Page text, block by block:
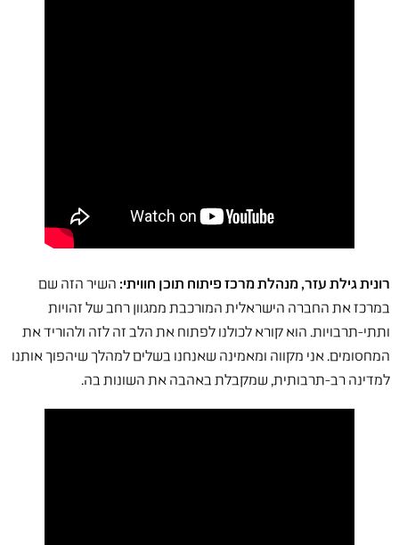
רונית גילת עזר, מנהלת מרכז פיתוח תוכן חוויתי: השיר הזה שם
במרכז את החברה הישראלית המורכבת ממגוון רחב של זהויות
ותתי-תרבויות. הוא קורא לכולנו לפתוח את הלב זה לזה ולהוריד את
המחסומים. אני מקווה ומאמינה שאנחנו בשלים למהלך שיהפוך אותנו
למדינה רב-תרבותית, שמקבלת באהבה את השונות בה.